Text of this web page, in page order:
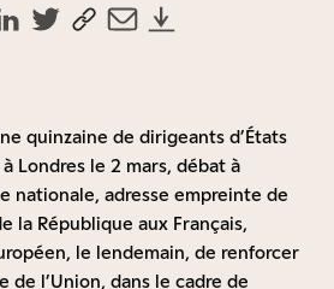
quinzaine de dirigeants d’États
Londres le 2 mars, débat à
nationale, adresse empreinte de
la République aux Français,
le lendemain, de renforcer
de l’Union, dans le cadre de